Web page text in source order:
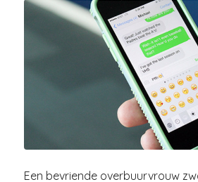
Een bevriende overbuurvrouw